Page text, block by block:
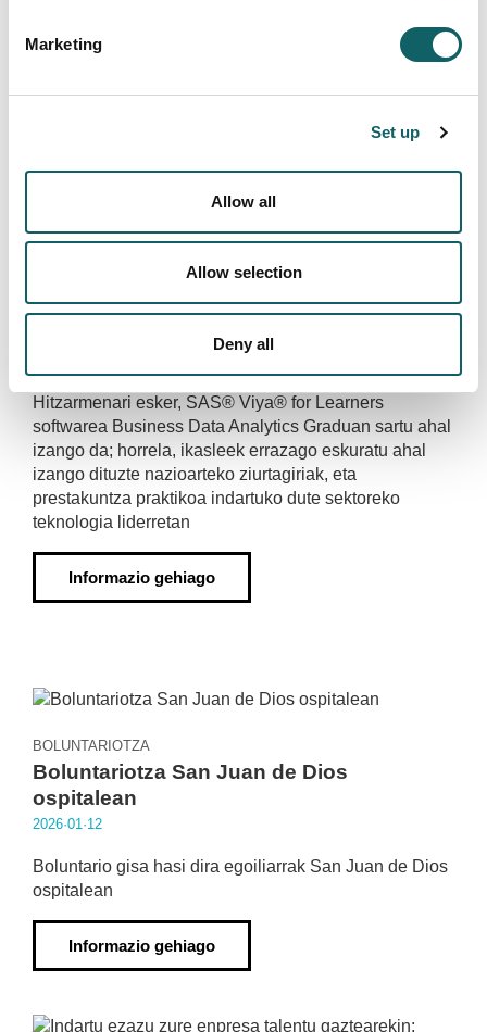
Marketing
Set up
Allow all
Allow selection
Deny all
Mondragon Unibertsitateko
egin dute adimen artifizialeko eta datuen
zientziako prestakuntza aurreratua
Hitzarmenari esker, SAS® Viya® for Learners
softwarea Business Data Analytics Graduan sartu ahal
izango da; horrela, ikasleek errazago eskuratu ahal
izango dituzte nazioarteko ziurtagiriak, eta
prestakuntza praktikoa indartuko dute sektoreko
teknologia liderretan
Informazio gehiago
BOLUNTARIOTZA
Boluntariotza San Juan de Dios
ospitalean
2026·01·12
Boluntario gisa hasi dira egoiliarrak San Juan de Dios
ospitalean
Informazio gehiago